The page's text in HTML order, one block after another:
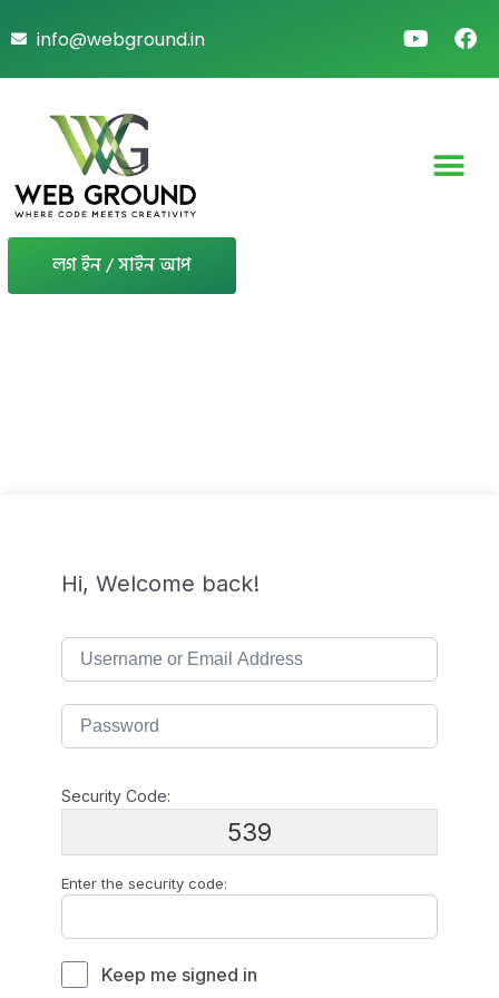
info@webground.in
লগ ইন / সাইন আপ
Hi, Welcome back!
Security Code:
539
Enter the security code:
Keep me signed in